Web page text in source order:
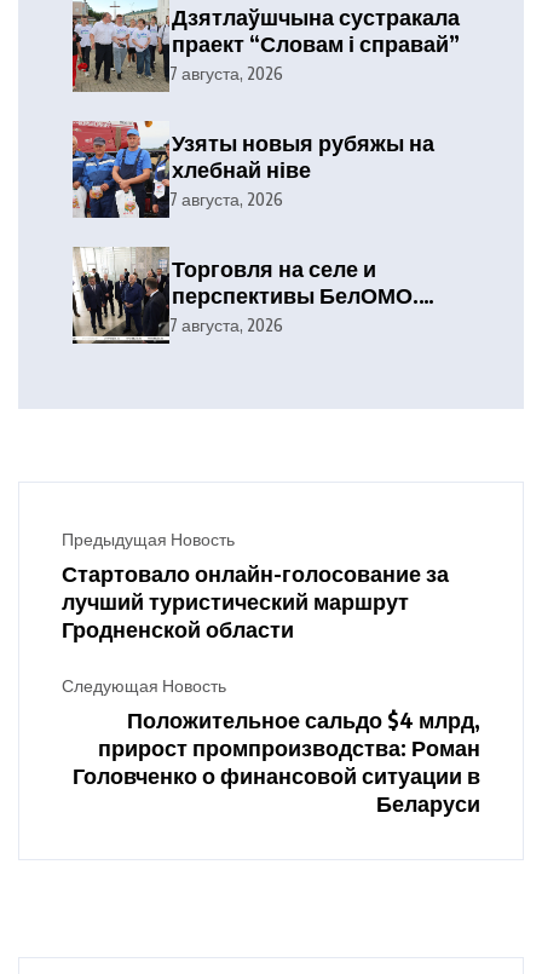
Дзятлаўшчына сустракала
праект “Словам і справай”
7 августа, 2026
Узяты новыя рубяжы на
хлебнай ніве
7 августа, 2026
Торговля на селе и
перспективы БелОМО.
Александр Лукашенко
7 августа, 2026
Предыдущая Новость
Стартовало онлайн-голосование за
лучший туристический маршрут
Гродненской области
Следующая Новость
Положительное сальдо $4 млрд,
прирост промпроизводства: Роман
Головченко о финансовой ситуации в
Беларуси